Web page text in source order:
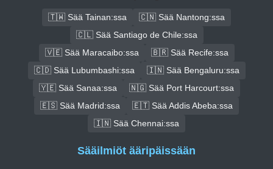
🇹🇼 Sää Tainan:ssa
🇨🇳 Sää Nantong:ssa
🇨🇱 Sää Santiago de Chile:ssa
🇻🇪 Sää Maracaibo:ssa
🇧🇷 Sää Recife:ssa
🇨🇩 Sää Lubumbashi:ssa
🇮🇳 Sää Bengaluru:ssa
🇾🇪 Sää Sanaa:ssa
🇳🇬 Sää Port Harcourt:ssa
🇪🇸 Sää Madrid:ssa
🇪🇹 Sää Addis Abeba:ssa
🇮🇳 Sää Chennai:ssa
Sääilmiöt ääripäissään